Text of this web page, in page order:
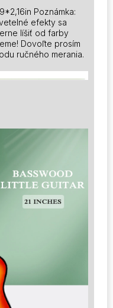
Poznámka:
efekty sa
líšiť od farby
Dovoľte prosím
ručného merania.